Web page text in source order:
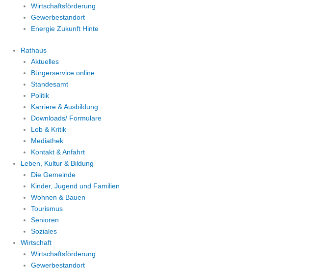
Wirtschaftsförderung
Gewerbestandort
Energie Zukunft Hinte
Rathaus
Aktuelles
Bürgerservice online
Standesamt
Politik
Karriere & Ausbildung
Downloads/ Formulare
Lob & Kritik
Mediathek
Kontakt & Anfahrt
Leben, Kultur & Bildung
Die Gemeinde
Kinder, Jugend und Familien
Wohnen & Bauen
Tourismus
Senioren
Soziales
Wirtschaft
Wirtschaftsförderung
Gewerbestandort